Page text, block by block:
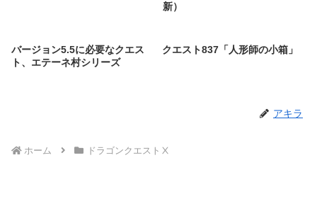
新）
バージョン5.5に必要なクエス
ト、エテーネ村シリーズ
クエスト837「人形師の小箱」
アキラ
ホーム ドラゴンクエストⅩ